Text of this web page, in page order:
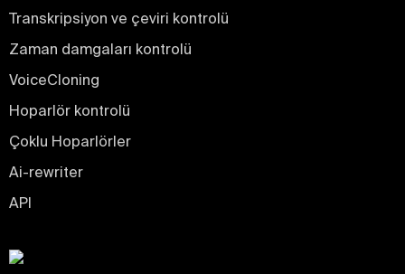
Transkripsiyon ve çeviri kontrolü
Zaman damgaları kontrolü
VoiceCloning
Hoparlör kontrolü
Çoklu Hoparlörler
Ai-rewriter
API